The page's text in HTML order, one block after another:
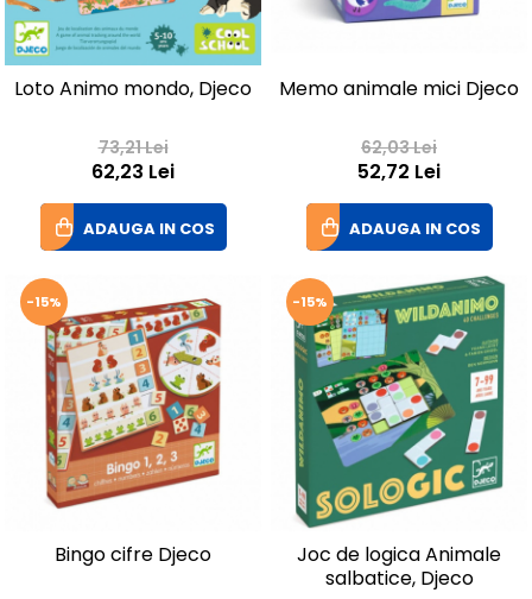
Loto Animo mondo, Djeco
73,21 Lei
62,23 Lei
ADAUGA IN COS
Memo animale mici Djeco
62,03 Lei
52,72 Lei
ADAUGA IN COS
-15%
Bingo cifre Djeco
-15%
Joc de logica Animale
salbatice, Djeco